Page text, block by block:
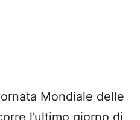
Mondiale delle
l’ultimo giorno di